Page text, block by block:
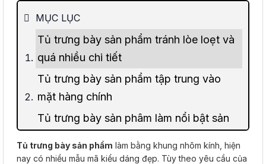
MỤC LỤC
Tủ trưng bày sản phẩm tránh lòe loẹt và
quá nhiều chi tiết
Tủ trưng bày sản phẩm tập trung vào
mặt hàng chính
Tủ trưng bày sản phâm làm nổi bật sản
Sắp xếp tủ trưng bày sản phẩm thành
Tủ trưng bày sản phẩm làm bằng khung nhôm kính, hiện
nay có nhiều mẫu mã kiểu dáng đẹp. Tùy theo yêu cầu của